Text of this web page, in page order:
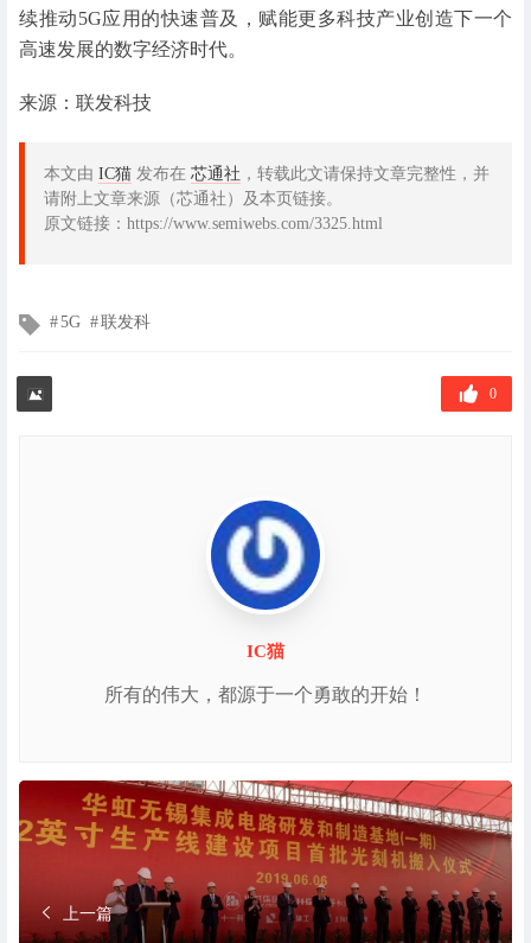
续推动5G应用的快速普及，赋能更多科技产业创造下一个
高速发展的数字经济时代。
来源：联发科技
本文由 IC猫 发布在 芯通社 ，转载此文请保持文章完整性，并
请附上文章来源（芯通社）及本页链接。
原文链接：https://www.semiwebs.com/3325.html
文
签
5G 联发科
0
IC猫
所有的伟大，都源于一个勇敢的开始！
上一篇